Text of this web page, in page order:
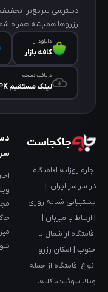
دسترسی سریع‌تر،
رزروها همیشه همراه
دانلود از
کافه‌ بازار
دریافت نسخه
لینک مستقیم APK
جاکجاست
اجاره روزانه اقامتگاه
در سراسر ایران. |
پشتیبانی شبانه روزی
| ارتباط با میزبان |
اقامتگاه از شمال تا
جنوب | امکان رزرو
انواع اقامتگاه از جمله
ویلا، سوئیت، کلبه،